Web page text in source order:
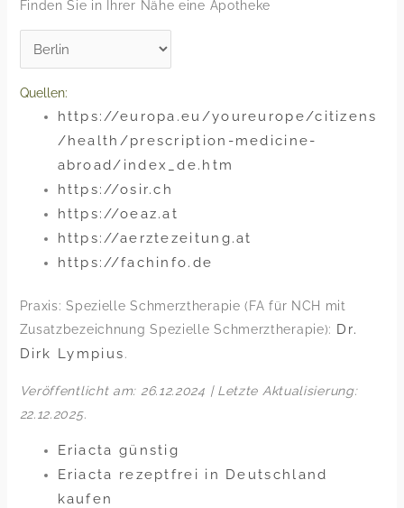
Finden Sie in Ihrer Nähe eine Apotheke
Quellen:
https://europa.eu/youreurope/citizens
/health/prescription-medicine-
abroad/index_de.htm
https://osir.ch
https://oeaz.at
https://aerztezeitung.at
https://fachinfo.de
Praxis: Spezielle Schmerztherapie (FA für NCH mit
Zusatzbezeichnung Spezielle Schmerztherapie): Dr.
Dirk Lympius.
Veröffentlicht am: 26.12.2024 | Letzte Aktualisierung:
22.12.2025.
Eriacta günstig
Eriacta rezeptfrei in Deutschland
kaufen